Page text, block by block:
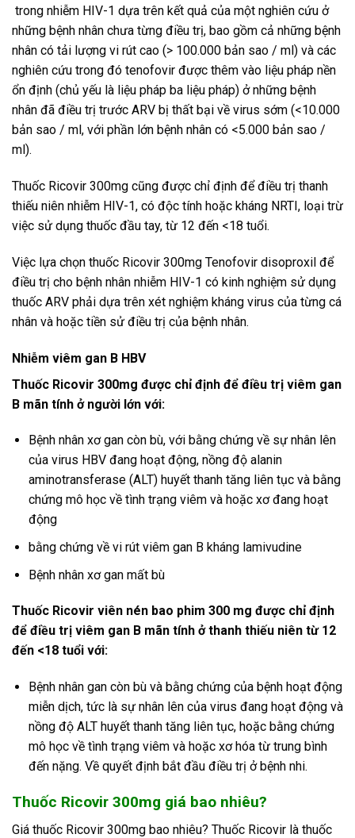
trong nhiễm HIV-1 dựa trên kết quả của một nghiên cứu ở
những bệnh nhân chưa từng điều trị, bao gồm cả những bệnh
nhân có tải lượng vi rút cao (> 100.000 bản sao / ml) và các
nghiên cứu trong đó tenofovir được thêm vào liệu pháp nền
ổn định (chủ yếu là liệu pháp ba liệu pháp) ở những bệnh
nhân đã điều trị trước ARV bị thất bại về virus sớm (<10.000
bản sao / ml, với phần lớn bệnh nhân có <5.000 bản sao /
ml).
Thuốc Ricovir 300mg cũng được chỉ định để điều trị thanh
thiếu niên nhiễm HIV-1, có độc tính hoặc kháng NRTI, loại trừ
việc sử dụng thuốc đầu tay, từ 12 đến <18 tuổi.
Việc lựa chọn thuốc Ricovir 300mg Tenofovir disoproxil để
điều trị cho bệnh nhân nhiễm HIV-1 có kinh nghiệm sử dụng
thuốc ARV phải dựa trên xét nghiệm kháng virus của từng cá
nhân và hoặc tiền sử điều trị của bệnh nhân.
Nhiễm viêm gan B HBV
Thuốc Ricovir 300mg được chỉ định để điều trị viêm gan
B mãn tính ở người lớn với:
Bệnh nhân xơ gan còn bù, với bằng chứng về sự nhân lên
của virus HBV đang hoạt động, nồng độ alanin
aminotransferase (ALT) huyết thanh tăng liên tục và bằng
chứng mô học về tình trạng viêm và hoặc xơ đang hoạt
động
bằng chứng về vi rút viêm gan B kháng lamivudine
Bệnh nhân xơ gan mất bù
Thuốc Ricovir viên nén bao phim 300 mg được chỉ định
để điều trị viêm gan B mãn tính ở thanh thiếu niên từ 12
đến <18 tuổi với:
Bệnh nhân gan còn bù và bằng chứng của bệnh hoạt động
miễn dịch, tức là sự nhân lên của virus đang hoạt động và
nồng độ ALT huyết thanh tăng liên tục, hoặc bằng chứng
mô học về tình trạng viêm và hoặc xơ hóa từ trung bình
đến nặng. Về quyết định bắt đầu điều trị ở bệnh nhi.
Thuốc Ricovir 300mg giá bao nhiêu?
Giá thuốc Ricovir 300mg bao nhiêu? Thuốc Ricovir là thuốc